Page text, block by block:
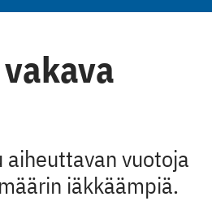
vuotoja
iäkkäämpiä.